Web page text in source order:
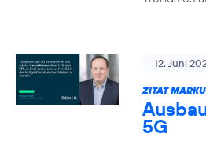
12. Juni
ZITAT
5G